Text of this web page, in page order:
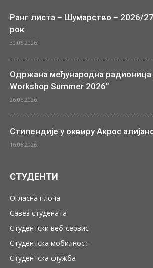
Ранг листа – Шумарство – 2026/
рок
30.06.2026.
Одржана међународна радионица
Workshop Summer 2026”
26.06.2026.
Стипендије у оквиру Акрос
16.06.2026.
СТУДЕНТИ
Огласна плоча
Савез студената
Студентски веб-сервис
Студентска мобилност
Студентска служба